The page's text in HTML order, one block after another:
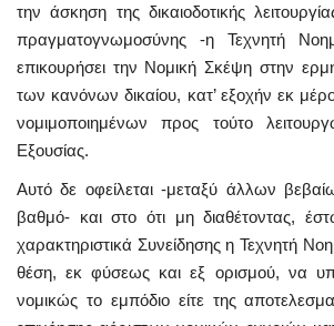
την άσκηση της δικαιοδοτικής
πραγματογνωμοσύνης -η Τεχνητή
επικουρήσει την Νομική Σκέψη στην
των κανόνων δικαίου, κατ’ εξοχήν εκ
νομιμοποιημένων προς τούτο
Εξουσίας.
Αυτό δε οφείλεται -μεταξύ άλλων
βαθμό- και στο ότι μη διαθέτοντας,
χαρακτηριστικά Συνείδησης η Τεχνητή
θέση, εκ φύσεως και εξ ορισμού, να
νομικώς το εμπόδιο είτε της